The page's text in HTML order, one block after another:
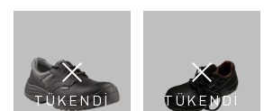
TÜKENDİ TÜKENDİ